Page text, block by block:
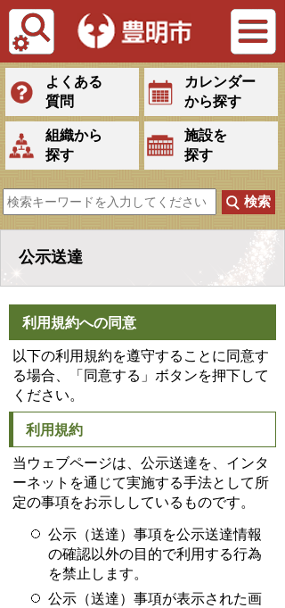
Tiếng Việt
よくある
質問
カレンダー
から探す
組織から
探す
施設を
探す
公示送達
利用規約への同意
以下の利用規約を遵守することに同意す
る場合、「同意する」ボタンを押下して
ください。
利用規約
当ウェブページは、公示送達を、インタ
ーネットを通じて実施する手法として所
定の事項をお示ししているものです。
公示（送達）事項を公示送達情報
の確認以外の目的で利用する行為
を禁止します。
公示（送達）事項が表示された画